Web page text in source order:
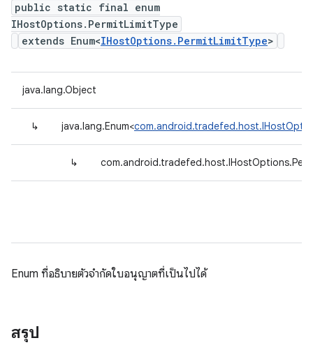
public static final enum
IHostOptions.PermitLimitType
extends Enum<IHostOptions.PermitLimitType>
java.lang.Object
↳ java.lang.Enum<
↳
Enum ที่อธิบายตัวจำกัดใบอนุญาตที่เป็นไปได้
สรุป